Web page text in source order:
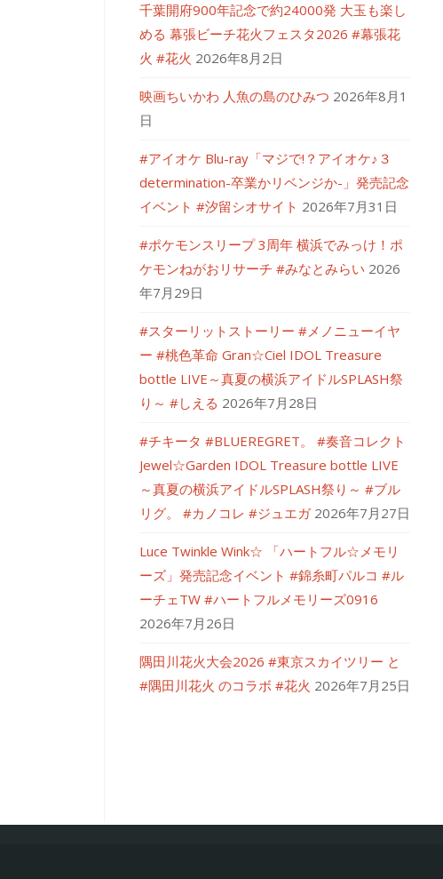
千葉開府900年記念で約24000発 大玉も楽し
める 幕張ビーチ花火フェスタ2026 #幕張花
火 #花火 2026年8月2日
映画ちいかわ 人魚の島のひみつ 2026年8月1
日
#アイオケ Blu-ray「マジで!？アイオケ♪３
determination-卒業かリベンジか-」発売記念
イベント #汐留シオサイト 2026年7月31日
#ポケモンスリープ 3周年 横浜でみっけ！ポ
ケモンねがおリサーチ #みなとみらい 2026
年7月29日
#スターリットストーリー #メノニューイヤ
ー #桃色革命 Gran☆Ciel IDOL Treasure
bottle LIVE～真夏の横浜アイドルSPLASH祭
り～ #しえる 2026年7月28日
#チキータ #BLUEREGRET。 #奏音コレクト
Jewel☆Garden IDOL Treasure bottle LIVE
～真夏の横浜アイドルSPLASH祭り～ #ブル
リグ。 #カノコレ #ジュエガ 2026年7月27日
Luce Twinkle Wink☆ 「ハートフル☆メモリ
ーズ」発売記念イベント #錦糸町パルコ #ル
ーチェTW #ハートフルメモリーズ0916
2026年7月26日
隅田川花火大会2026 #東京スカイツリー と
#隅田川花火 のコラボ #花火 2026年7月25日